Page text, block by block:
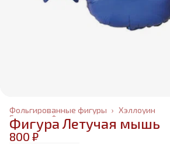
Хэллоуин
Фольгированные фигуры ›
Фольгированные шары
Главная
Фигура Летучая мышь
800 ₽